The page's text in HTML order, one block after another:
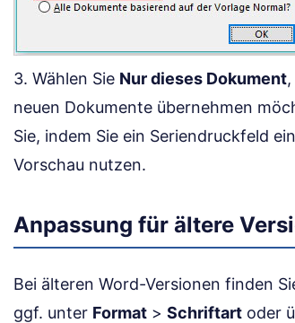
3. Wählen Sie Nur dieses Dokument
neuen Dokumente übernehmen
Sie, indem Sie ein Seriendruckfeld
Vorschau nutzen.
Anpassung für ältere
Bei älteren Word-Versionen finden
ggf. unter Format > Schriftart oder